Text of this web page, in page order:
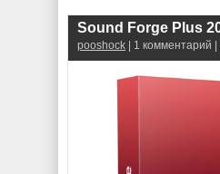
Sound Forge Plus
pooshock | 1 комментарий |